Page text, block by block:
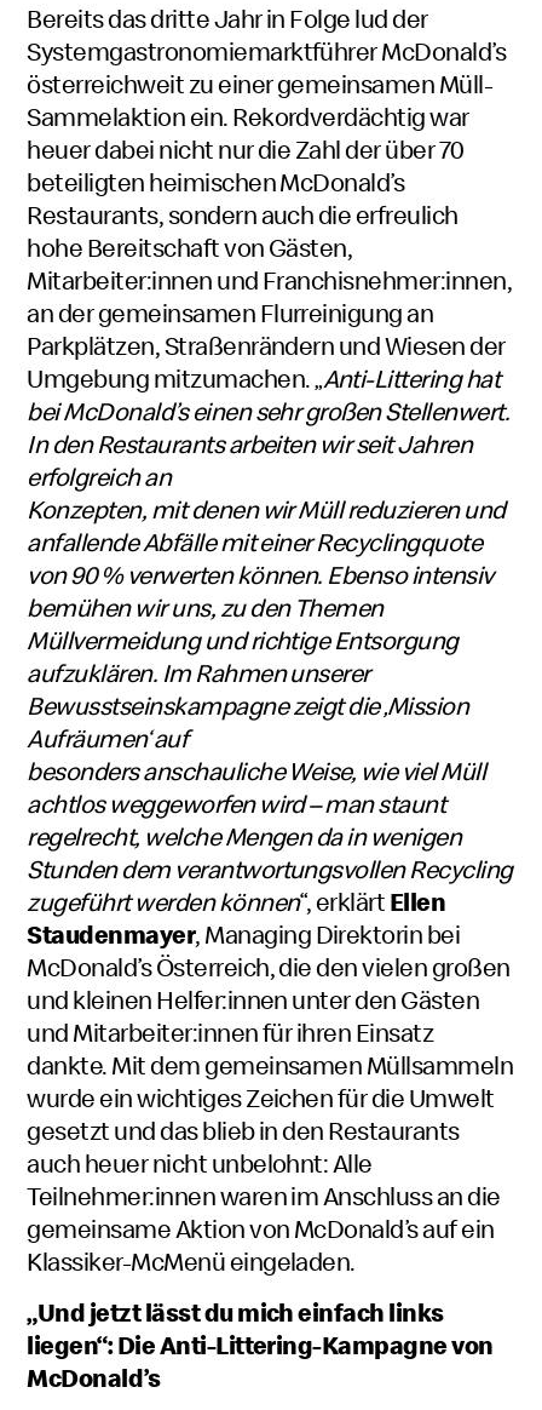
Bereits das dritte Jahr in Folge lud der
Systemgastronomiemarktführer McDonald’s
österreichweit zu einer gemeinsamen Müll-
Sammelaktion ein. Rekordverdächtig war
heuer dabei nicht nur die Zahl der über 70
beteiligten heimischen McDonald’s
Restaurants, sondern auch die erfreulich
hohe Bereitschaft von Gästen,
Mitarbeiter:innen und Franchisnehmer:innen,
an der gemeinsamen Flurreinigung an
Parkplätzen, Straßenrändern und Wiesen der
Umgebung mitzumachen. „Anti-Littering hat
bei McDonald’s einen sehr großen Stellenwert.
In den Restaurants arbeiten wir seit Jahren
erfolgreich an
Konzepten, mit denen wir Müll reduzieren und
anfallende Abfälle mit einer Recyclingquote
von 90 % verwerten können. Ebenso intensiv
bemühen wir uns, zu den Themen
Müllvermeidung und richtige Entsorgung
aufzuklären. Im Rahmen unserer
Bewusstseinskampagne zeigt die ‚Mission
Aufräumen‘ auf
besonders anschauliche Weise, wie viel Müll
achtlos weggeworfen wird – man staunt
regelrecht, welche Mengen da in wenigen
Stunden dem verantwortungsvollen Recycling
zugeführt werden können“, erklärtEllen
Staudenmayer, Managing Direktorin bei
McDonald’s Österreich, die den vielen großen
und kleinen Helfer:innen unter den Gästen
und Mitarbeiter:innen für ihren Einsatz
dankte. Mit dem gemeinsamen Müllsammeln
wurde ein wichtiges Zeichen für die Umwelt
gesetzt und das blieb in den Restaurants
auch heuer nicht unbelohnt: Alle
Teilnehmer:innen waren im Anschluss an die
gemeinsame Aktion von McDonald’s auf ein
Klassiker-McMenü eingeladen.
„Und jetzt lässt du mich einfach links
liegen“: Die Anti-Littering-Kampagne von
McDonald’s